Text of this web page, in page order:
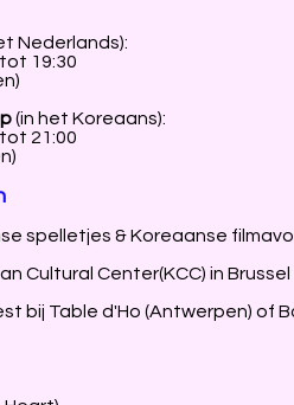
Nederlands):
19:30
(in het Koreaans):
21:00
spelletjes & Koreaanse
Cultural Center(KCC) in Brussel
bij Table d'Ho (Antwerpen) of